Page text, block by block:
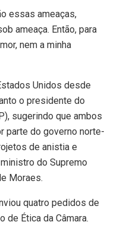
essas ameaças,
ameaça. Então, para
nem a minha
Unidos desde
o presidente do
sugerindo que ambos
parte do governo norte-
de anistia e
do Supremo
Moraes.
quatro pedidos de
de Ética da Câmara.